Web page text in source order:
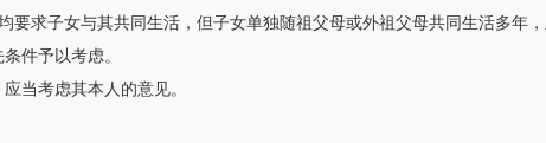
要求子女与其共同生活，但子女单独随祖父母或外祖父母共同生活多年
件予以考虑。
当考虑其本人的意见。